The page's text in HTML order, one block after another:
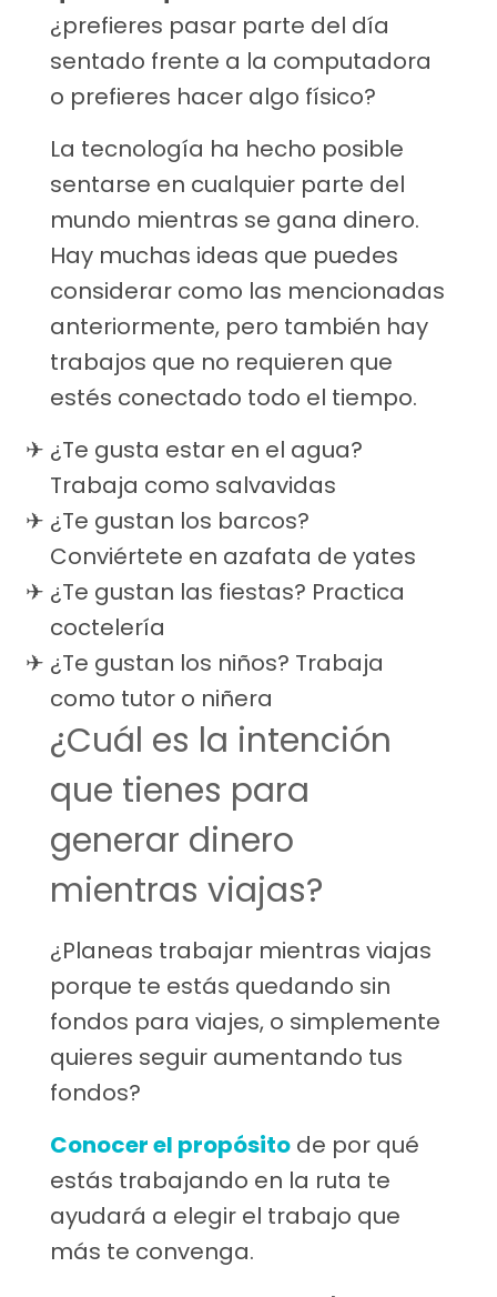
¿prefieres pasar parte del día
sentado frente a la computadora
o prefieres hacer algo físico?
La tecnología ha hecho posible
sentarse en cualquier parte del
mundo mientras se gana dinero.
Hay muchas ideas que puedes
considerar como las mencionadas
anteriormente, pero también hay
trabajos que no requieren que
estés conectado todo el tiempo.
¿Te gusta estar en el agua?
Trabaja como salvavidas
¿Te gustan los barcos?
Conviértete en azafata de yates
¿Te gustan las fiestas? Practica
coctelería
¿Te gustan los niños? Trabaja
como tutor o niñera
¿Cuál es la intención
que tienes para
generar dinero
mientras viajas?
¿Planeas trabajar mientras viajas
porque te estás quedando sin
fondos para viajes, o simplemente
quieres seguir aumentando tus
fondos?
Conocer el propósito de por qué
estás trabajando en la ruta te
ayudará a elegir el trabajo que
más te convenga.